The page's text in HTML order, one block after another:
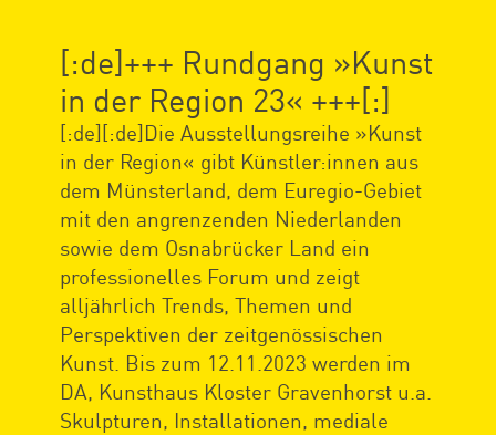
[:de]+++ Rundgang »Kunst
in der Region 23« +++[:]
[:de][:de]Die Ausstellungsreihe »Kunst
in der Region« gibt Künstler:innen aus
dem Münsterland, dem Euregio-Gebiet
mit den angrenzenden Niederlanden
sowie dem Osnabrücker Land ein
professionelles Forum und zeigt
alljährlich Trends, Themen und
Perspektiven der zeitgenössischen
Kunst. Bis zum 12.11.2023 werden im
DA, Kunsthaus Kloster Gravenhorst u.a.
Skulpturen, Installationen, mediale